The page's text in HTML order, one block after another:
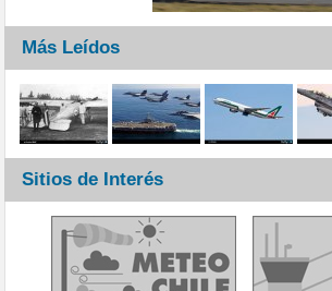
Más Leídos
Sitios de Interés